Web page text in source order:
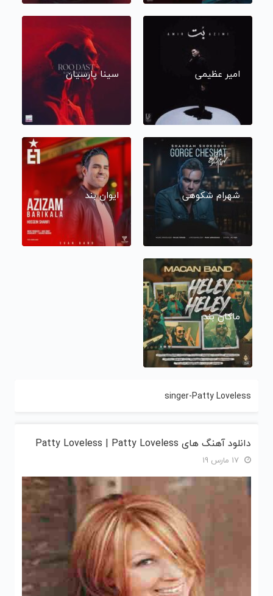
امیر عظیمی سینا پارسیان
شهرام شکوهی ایوان بند
ماکان بند
singer-Patty Loveless
دانلود آهنگ های Patty Loveless | Patty Loveless